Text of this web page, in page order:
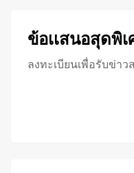
ข้อเเสนอสุดพิ
ลงทะเบียนเพื่อรับข่า